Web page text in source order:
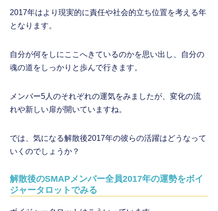
2017年はより現実的に責任や社会的立ち位置を考える年
となります。
自分が何をしにここへきているのかを思い出し、自分の
魂の道をしっかりと歩んで行きます。
メンバー5人のそれぞれの運気をみましたが、変化の流
れや新しい扉が開いていますね。
では、気になる解散後2017年の彼らの活躍はどうなって
いくのでしょうか？
解散後のSMAPメンバー全員2017年の運勢をボイ
ジャータロットでみる